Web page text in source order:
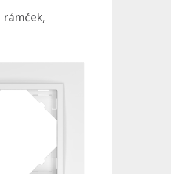
rámček,